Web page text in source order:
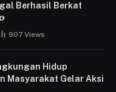
Berhasil Berkat
907 Views
Hidup
Masyarakat Gelar Aksi